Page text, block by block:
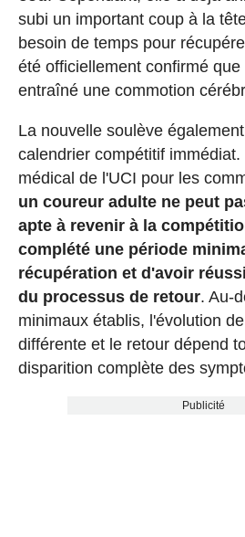
subi un important coup à la
besoin de temps pour
été officiellement confirmé
entraîné une commotion
La nouvelle soulève
calendrier compétitif
médical de l'UCI pour les
un coureur adulte ne peut
apte à revenir à la
complété une période
récupération et d'avoir
du processus de retour. Au-
minimaux établis, l'évolution
différente et le retour dépend
disparition complète des
Publicité